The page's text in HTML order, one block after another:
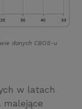
danych CBOS-u
w latach
malejące